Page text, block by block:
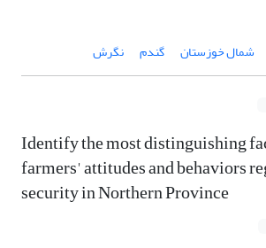
شمال خوزستان گندم نگرش
Identify the most distinguishing
farmers' attitudes and behaviors
security in Northern Province